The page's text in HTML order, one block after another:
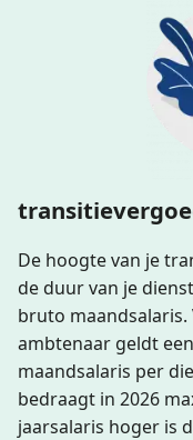
De hoogte van je
de duur van je
bruto
ambtenaar geldt
maandsalaris per
bedraagt in 2026
jaarsalaris hoger is